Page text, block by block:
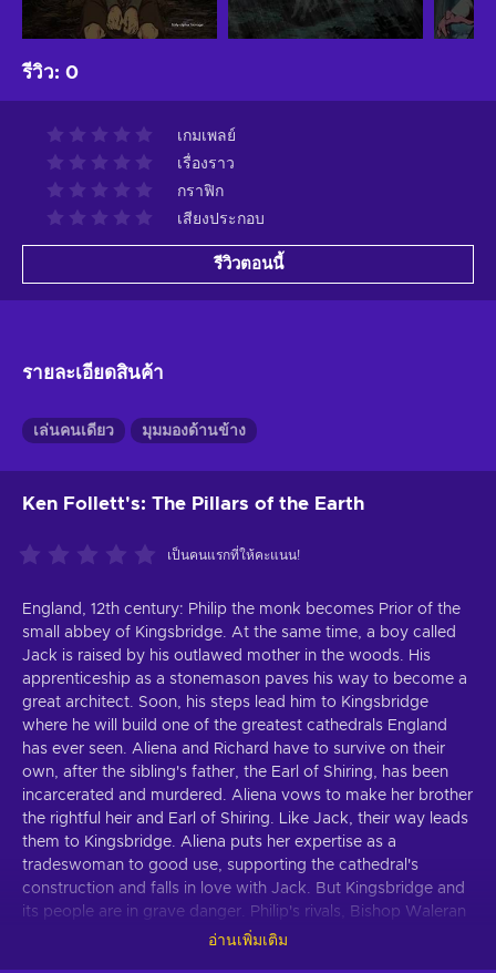
รีวิว: 0
เกมเพลย์
เรื่องราว
กราฟิก
เสียงประกอบ
รีวิวตอนนี้
รายละเอียดสินค้า
เล่นคนเดียว มุมมองด้านข้าง
Ken Follett's: The Pillars of the Earth
เป็นคนแรกที่ให้คะแนน!
England, 12th century: Philip the monk becomes Prior of the
small abbey of Kingsbridge. At the same time, a boy called
Jack is raised by his outlawed mother in the woods. His
apprenticeship as a stonemason paves his way to become a
great architect. Soon, his steps lead him to Kingsbridge
where he will build one of the greatest cathedrals England
has ever seen. Aliena and Richard have to survive on their
own, after the sibling's father, the Earl of Shiring, has been
incarcerated and murdered. Aliena vows to make her brother
the rightful heir and Earl of Shiring. Like Jack, their way leads
them to Kingsbridge. Aliena puts her expertise as a
tradeswoman to good use, supporting the cathedral's
construction and falls in love with Jack. But Kingsbridge and
its people are in grave danger. Philip's rivals, Bishop Waleran
and Wiliam, a vengeful noble rejected by Aliena, see the
อ่านเพิ่มเติม